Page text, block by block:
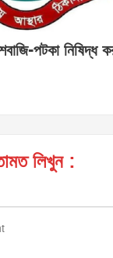
পটকা নিষিদ্ধ
লিখুন :